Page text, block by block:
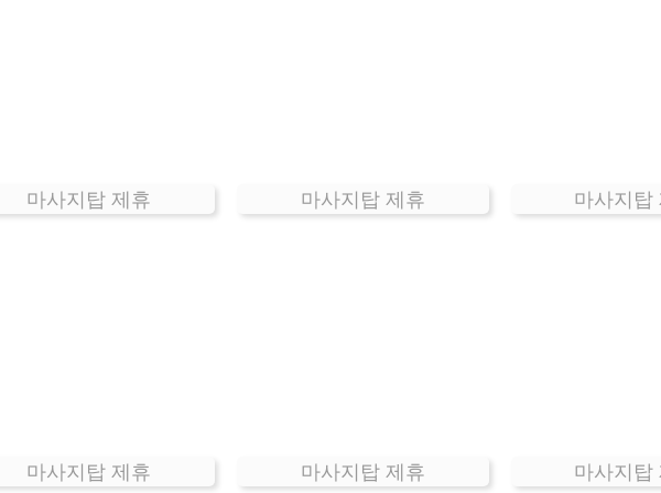
마사지탑 제휴 마사지탑 제휴 마사지탑
마사지탑 제휴 마사지탑 제휴 마사지탑